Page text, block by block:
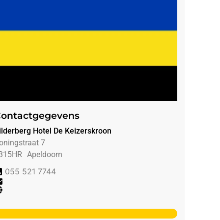
Hotel De Keizerskroon
7
Apeldoorn
055 521 7744